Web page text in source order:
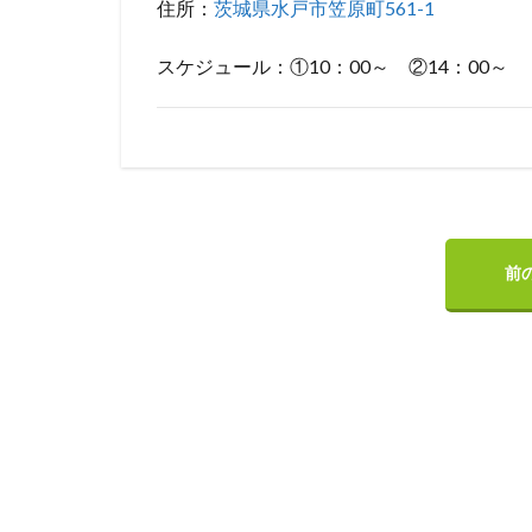
住所： 茨城県水戸市笠原町561-1
スケジュール：①10：00～ ②14：00～
前